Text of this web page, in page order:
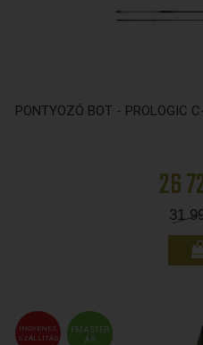
PONTYOZÓ BOT - PROLOGIC
26
31
FMASTER
ÁR
INGYENES
SZÁLLÍTÁS